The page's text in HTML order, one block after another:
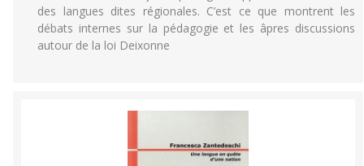
des langues dites régionales. C’est ce que montrent les
débats internes sur la pédagogie et les âpres discussions
autour de la loi Deixonne